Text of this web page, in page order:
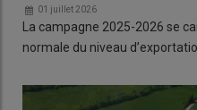
01 juillet 2026
La campagne 2025-2026 se
normale du niveau